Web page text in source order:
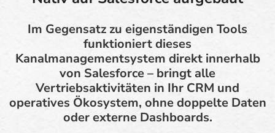
Im Gegensatz zu eigenständigen Tools
funktioniert dieses
Kanalmanagementsystem direkt innerhalb
von Salesforce – bringt alle
Vertriebsaktivitäten in Ihr CRM und
operatives Ökosystem, ohne doppelte Daten
oder externe Dashboards.